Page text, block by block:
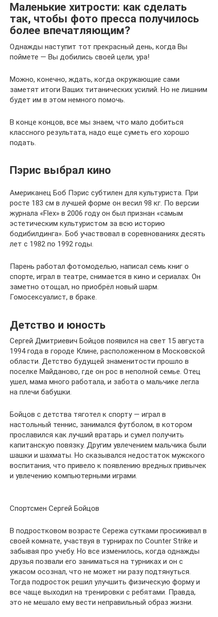
Маленькие хитрости: как сделать
так, чтобы фото пресса получилось
более впечатляющим?
Однажды наступит тот прекрасный день, когда Вы
поймете — Вы добились своей цели, ура!
Можно, конечно, ждать, когда окружающие сами
заметят итоги Ваших титанических усилий. Но не лишним
будет им в этом немного помочь.
В конце концов, все мы знаем, что мало добиться
классного результата, надо еще суметь его хорошо
подать.
Пэрис выбрал кино
Американец Боб Пэрис субтилен для культуриста. При
росте 183 см в лучшей форме он весил 98 кг. По версии
журнала «Flex» в 2006 году он был признан «самым
эстетическим культуристом за всю историю
бодибилдинга». Боб участвовал в соревнованиях десять
лет с 1982 по 1992 годы.
Парень работал фотомоделью, написал семь книг о
спорте, играл в театре, снимается в кино и сериалах. Он
заметно отощал, но приобрёл новый шарм.
Гомосексуалист, в браке.
Детство и юность
Сергей Дмитриевич Бойцов появился на свет 15 августа
1994 года в городе Клине, расположенном в Московской
области. Детство будущей знаменитости прошло в
поселке Майданово, где он рос в неполной семье. Отец
ушел, мама много работала, и забота о мальчике легла
на плечи бабушки.
Бойцов с детства тяготел к спорту — играл в
настольный теннис, занимался футболом, в котором
прославился как лучший вратарь и сумел получить
капитанскую повязку. Другим увлечением мальчика были
шашки и шахматы. Но сказывался недостаток мужского
воспитания, что привело к появлению вредных привычек
и увлечению компьютерными играми.
Спортсмен Сергей Бойцов
В подростковом возрасте Сережа сутками просиживал в
своей комнате, участвуя в турнирах по Сounter Strike и
забывая про учебу. Но все изменилось, когда однажды
друзья позвали его заниматься на турниках и он с
ужасом осознал, что не может ни разу подтянуться.
Тогда подросток решил улучшить физическую форму и
все чаще выходил на тренировки с ребятами. Правда,
это не мешало ему вести неправильный образ жизни.